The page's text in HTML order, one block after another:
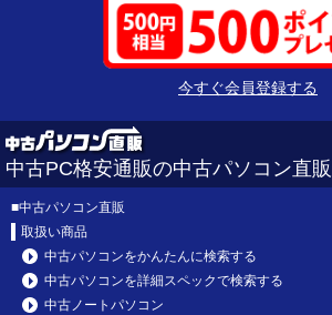
今すぐ会員登録する
中古PC格安通販の中古パソコン直販
■中古パソコン直販
取扱い商品
中古パソコンをかんたんに検索する
中古パソコンを詳細スペックで検索する
中古ノートパソコン